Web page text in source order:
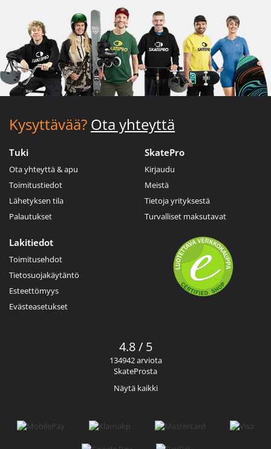
Kysyttävää? Ota yhteyttä
Tuki
Ota yhteyttä & apu
Toimitustiedot
Lähetyksen tila
Palautukset
SkatePro
Kirjaudu
Meistä
Tietoja yrityksestä
Turvalliset maksutavat
Lakitiedot
Toimitusehdot
Tietosuojakäytäntö
Esteettömyys
Evästeasetukset
4.8 / 5
134942 arviota
SkateProsta
Näytä kaikki